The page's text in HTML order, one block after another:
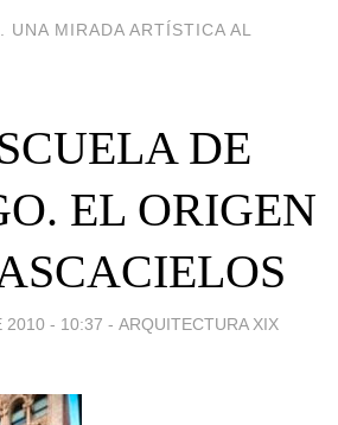
UNA MIRADA ARTÍSTICA AL
DE
EL ORIGEN
2010 - 10:37 - ARQUITECTURA XIX